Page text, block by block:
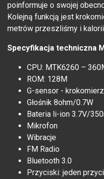
poinformuje o swojej
Kolejną funkcją jest
metrów przeszliśmy i
Specyfikacja techniczna
CPU: MTK6260 –
ROM: 128M
G-sensor - krokomierz
Głośnik 8ohm/0.7W
Bateria li-ion 3.7V/
Mikrofon
Wibracje
FM Radio
Bluetooth 3.0
Przyciski: jeden